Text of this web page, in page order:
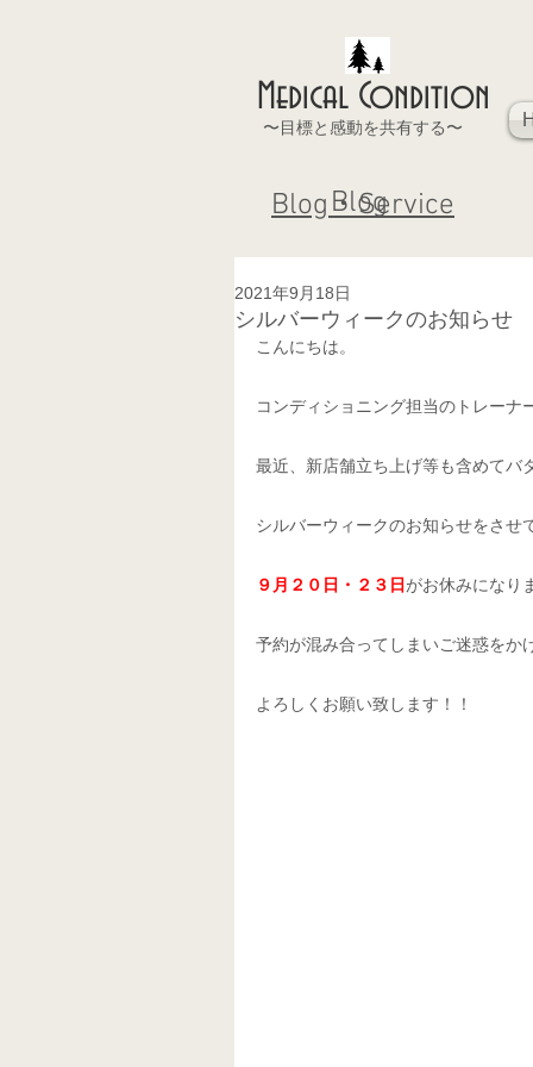
Medical Condition
〜目標と感動を共有する〜
Blog
Blog・Service
シルバーウィークのお知らせ
2021年9月18日
こんにちは。
コンディショニング担当のトレーナ
最近、新店舗立ち上げ等も含めてバ
シルバーウィークのお知らせをさせ
９月２０日・２３日 がお休みになり
予約が混み合ってしまいご迷惑をか
よろしくお願い致します！！